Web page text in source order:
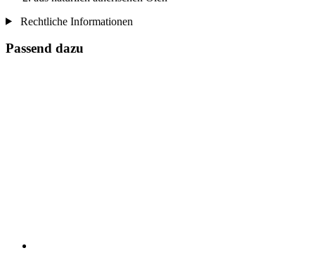
Rechtliche Informationen
Passend dazu